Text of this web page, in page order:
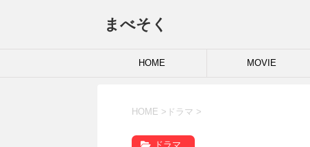
まべそく
HOME MOVIE
HOME > ドラマ >
ドラマ